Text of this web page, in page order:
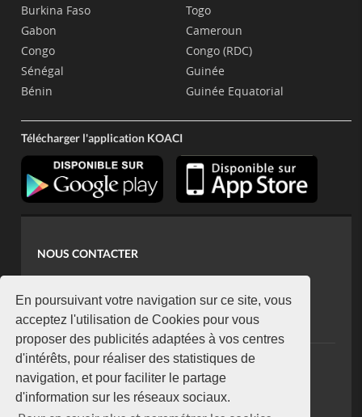
En poursuivant votre navigation sur ce site, vous
acceptez l'utilisation de Cookies pour vous
proposer des publicités adaptées à vos centres
d'intérêts, pour réaliser des statistiques de
navigation, et pour faciliter le partage
d'information sur les réseaux sociaux.
Burkina Faso
Gabon
Congo
Sénégal
Bénin
Togo
Cameroun
Congo (RDC)
Guinée
Guinée Equatorial
Télécharger l'application KOACI
NOUS CONTACTER
koaci@yahoo.fr
+225 07 08 85 52 93
NEWSLETTER
Restez connecté via notre newsletter
S'abonner